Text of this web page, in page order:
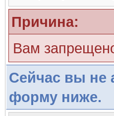
Причина:
Вам
Сейчас вы не
форму ниже.